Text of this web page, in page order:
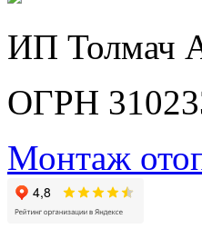
ИП Толмач
ОГРН
Монтаж